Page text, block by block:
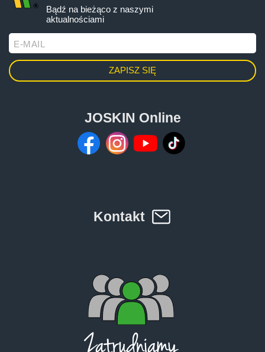
日本語
中文
رسید ن
Więcej ...
Bądź na bieżąco z naszymi
aktualnościami
E-MAIL
JOSKIN Online
Kontakt